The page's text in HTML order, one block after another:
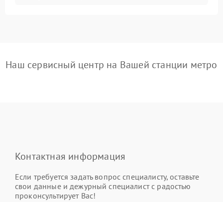
Наш сервисный центр на Вашей станции метро
Контактная информация
Если требуется задать вопрос специалисту, оставьте
свои данные и дежурный специалист с радостью
проконсультирует Вас!